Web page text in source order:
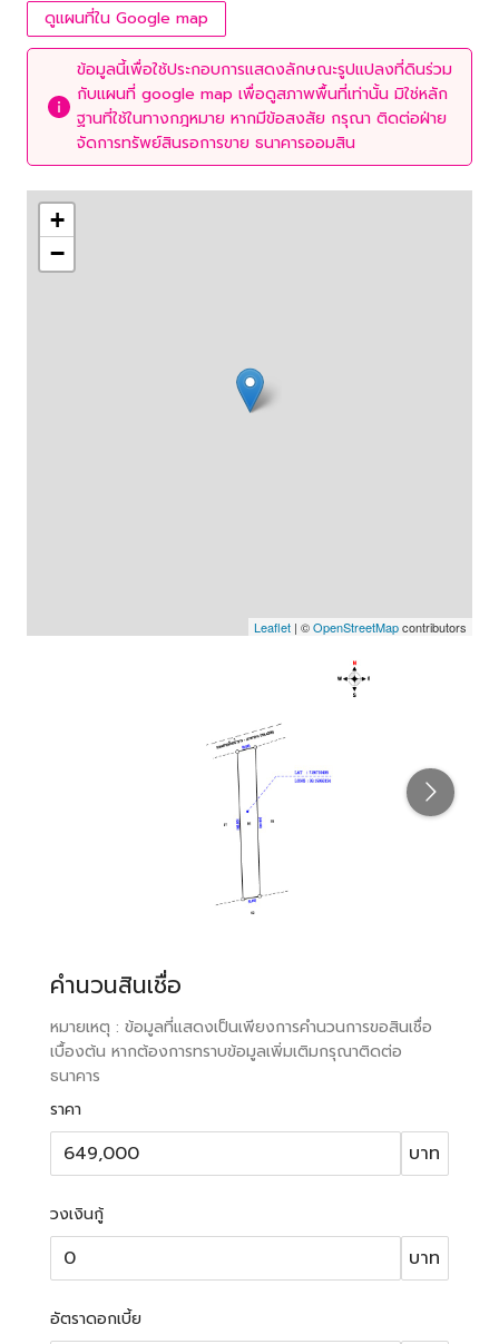
ดูแผนที่ใน Google map
ข้อมูลนี้เพื่อใช้ประกอบการแสดงลักษณะรูปแปลงที่ดินร่วม
กับแผนที่ google map เพื่อดูสภาพพื้นที่เท่านั้น มิใช่หลัก
ฐานที่ใช้ในทางกฎหมาย หากมีข้อสงสัย กรุณา ติดต่อฝ่าย
จัดการทรัพย์สินรอการขาย ธนาคารออมสิน
+
−
Leaflet | ©OpenStreetMapcontributors
คำนวนสินเชื่อ
หมายเหตุ : ข้อมูลที่แสดงเป็นเพียงการคำนวนการขอสินเชื่อ
เบื้องต้น หากต้องการทราบข้อมูลเพิ่มเติมกรุณาติดต่อ
ธนาคาร
ราคา
บาท
วงเงินกู้
บาท
อัตราดอกเบี้ย